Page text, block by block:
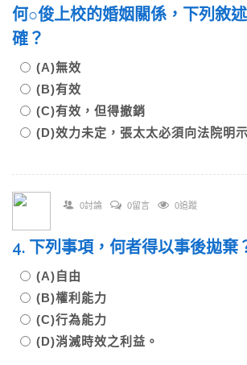
何○俊上校的婚姻關係，下列敘
確？
(A)無效
(B)有效
(C)有效，但得撤銷
(D)效力未定，張太太必須向法院明
0討論 0留言 0追蹤
4. 下列事項，何者得以事後拋
(A)自由
(B)權利能力
(C)行為能力
(D)消滅時效之利益。